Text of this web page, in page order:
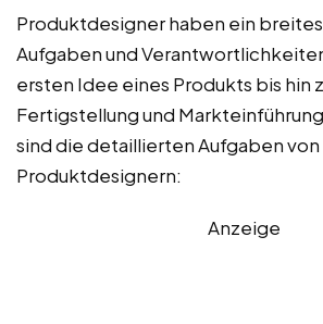
Produktdesigner haben ein
Aufgaben und
ersten Idee eines Produkts bis hin
Fertigstellung und
sind die detaillierten Aufgaben von
Produktdesignern:
Anzeige